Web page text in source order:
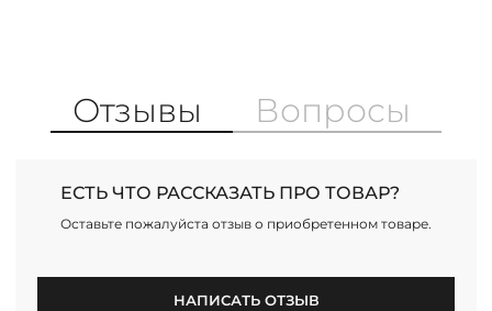
Отзывы Вопросы
ЕСТЬ ЧТО РАССКАЗАТЬ ПРО ТОВАР?
Оставьте пожалуйста отзыв о приобретенном товаре.
НАПИСАТЬ ОТЗЫВ